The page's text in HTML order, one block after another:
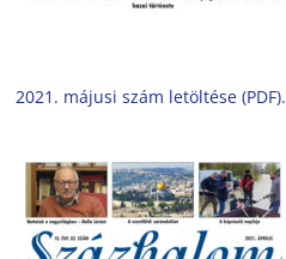
2021. májusi szám letöltése (PDF).